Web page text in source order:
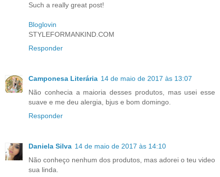
Such a really great post!
Bloglovin
STYLEFORMANKIND.COM
Responder
Camponesa Literária 14 de maio de 2017 às 13:07
Não conhecia a maioria desses produtos, mas usei esse
suave e me deu alergia, bjus e bom domingo.
Responder
Daniela Silva 14 de maio de 2017 às 14:10
Não conheço nenhum dos produtos, mas adorei o teu video
sua linda.